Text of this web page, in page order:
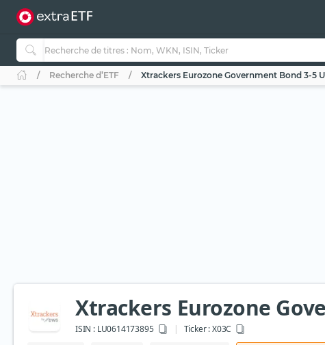
Recherche d’ETF Xtrackers Eurozone Government Bond 3-5
Xtrackers Eurozone
ISIN :LU0614173895 Ticker :X03C